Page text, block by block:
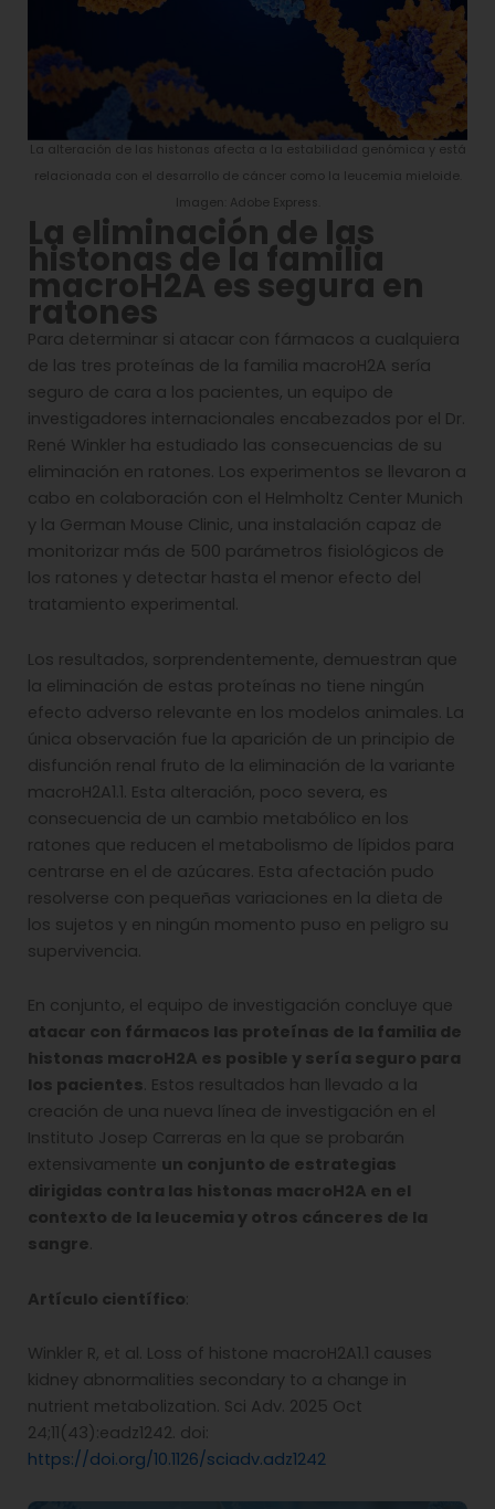
La alteración de las histonas afecta a la estabilidad genómica y está
relacionada con el desarrollo de cáncer como la leucemia mieloide.
Imagen: Adobe Express.
La eliminación de las
histonas de la familia
macroH2A es segura en
ratones
Para determinar si atacar con fármacos a cualquiera
de las tres proteínas de la familia macroH2A sería
seguro de cara a los pacientes, un equipo de
investigadores internacionales encabezados por el Dr.
René Winkler ha estudiado las consecuencias de su
eliminación en ratones. Los experimentos se llevaron a
cabo en colaboración con el Helmholtz Center Munich
y la German Mouse Clinic, una instalación capaz de
monitorizar más de 500 parámetros fisiológicos de
los ratones y detectar hasta el menor efecto del
tratamiento experimental.
Los resultados, sorprendentemente, demuestran que
la eliminación de estas proteínas no tiene ningún
efecto adverso relevante en los modelos animales. La
única observación fue la aparición de un principio de
disfunción renal fruto de la eliminación de la variante
macroH2A1.1. Esta alteración, poco severa, es
consecuencia de un cambio metabólico en los
ratones que reducen el metabolismo de lípidos para
centrarse en el de azúcares. Esta afectación pudo
resolverse con pequeñas variaciones en la dieta de
los sujetos y en ningún momento puso en peligro su
supervivencia.
En conjunto, el equipo de investigación concluye que
atacar con fármacos las proteínas de la familia de
histonas macroH2A es posible y sería seguro para
los pacientes. Estos resultados han llevado a la
creación de una nueva línea de investigación en el
Instituto Josep Carreras en la que se probarán
extensivamente un conjunto de estrategias
dirigidas contra las histonas macroH2A en el
contexto de la leucemia y otros cánceres de la
sangre.
Artículo científico:
Winkler R, et al. Loss of histone macroH2A1.1 causes
kidney abnormalities secondary to a change in
nutrient metabolization. Sci Adv. 2025 Oct
24;11(43):eadz1242. doi:
https://doi.org/10.1126/sciadv.adz1242